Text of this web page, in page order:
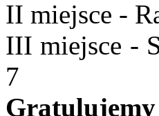
II miejsce -
III miejsce -
7
Gratulujemy